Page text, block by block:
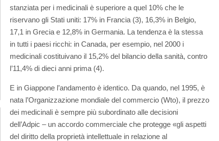
stanziata per i medicinali è superiore a quel 10% che le
riservano gli Stati uniti: 17% in Francia (3), 16,3% in Belgio,
17,1 in Grecia e 12,8% in Germania. La tendenza è la stessa
in tutti i paesi ricchi: in Canada, per esempio, nel 2000 i
medicinali costituivano il 15,2% del bilancio della sanità, contro
l’11,4% di dieci anni prima (4).
E in Giappone l’andamento è identico. Da quando, nel 1995, è
nata l’Organizzazione mondiale del commercio (Wto), il prezzo
dei medicinali è sempre più subordinato alle decisioni
dell’Adpic – un accordo commerciale che protegge «gli aspetti
del diritto della proprietà intellettuale in relazione al